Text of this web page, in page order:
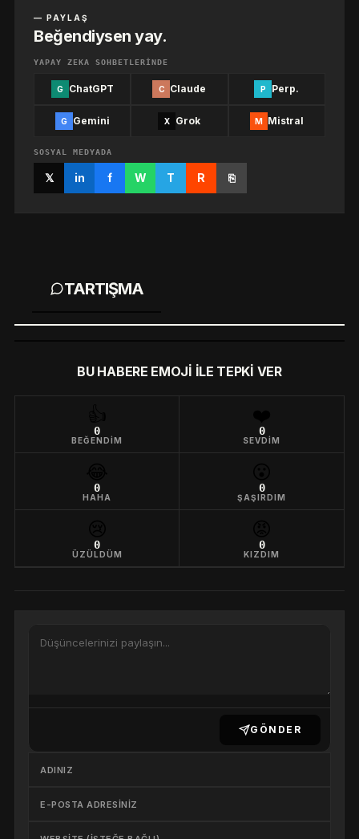
— PAYLAŞ
Beğendiysen yay.
YAPAY ZEKA SOHBETLERINDE
G ChatGPT C Claude P Perp.
G Gemini X Grok M Mistral
SOSYAL MEDYADA
𝕏 in f W T R ⎘
TARTIŞMA
BU HABERE EMOJI ILE TEPKI VER
0
BEĞENDIM
0
SEVDIM
0
HAHA
0
ŞAŞIRDIM
0
ÜZÜLDÜM
0
KIZDIM
GÖNDER